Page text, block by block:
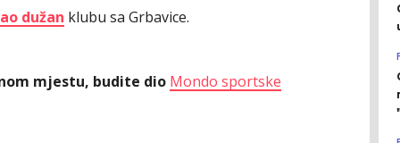
dužan klubu sa Grbavice.
mjestu, budite dio Mondo sportske